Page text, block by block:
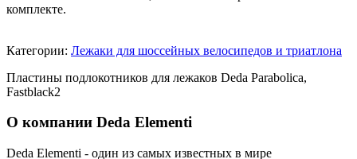
комплекте.
Категории: Лежаки для шоссейных велосипедов и триатлона
Пластины подлокотников для лежаков Deda Parabolica,
Fastblack2
О компании Deda Elementi
Deda Elementi - один из самых известных в мире